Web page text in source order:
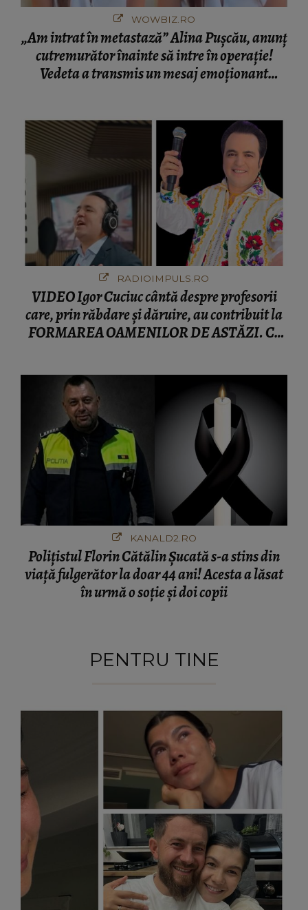
WOWBIZ.RO
„Am intrat în metastază” Alina Pușcău, anunț
cutremurător înainte să intre în operație!
Vedeta a transmis un mesaj emoționant
RADIOIMPULS.RO
VIDEO Igor Cuciuc cântă despre profesorii
care, prin răbdare și dăruire, au contribuit la
FORMAREA OAMENILOR DE ASTĂZI. Ce
după trecerea anilor: "De fiecare dată când..."
KANALD2.RO
Polițistul Florin Cătălin Șucată s-a stins din
viață fulgerător la doar 44 ani! Acesta a lăsat
în urmă o soție și doi copii
PENTRU TINE